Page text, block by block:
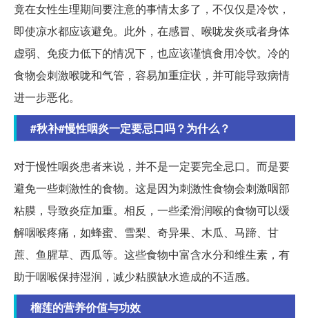
竟在女性生理期间要注意的事情太多了，不仅仅是冷饮，
即使凉水都应该避免。此外，在感冒、喉咙发炎或者身体
虚弱、免疫力低下的情况下，也应该谨慎食用冷饮。冷的
食物会刺激喉咙和气管，容易加重症状，并可能导致病情
进一步恶化。
#秋补#慢性咽炎一定要忌口吗？为什么？
对于慢性咽炎患者来说，并不是一定要完全忌口。而是要
避免一些刺激性的食物。这是因为刺激性食物会刺激咽部
粘膜，导致炎症加重。相反，一些柔滑润喉的食物可以缓
解咽喉疼痛，如蜂蜜、雪梨、奇异果、木瓜、马蹄、甘
蔗、鱼腥草、西瓜等。这些食物中富含水分和维生素，有
助于咽喉保持湿润，减少粘膜缺水造成的不适感。
榴莲的营养价值与功效